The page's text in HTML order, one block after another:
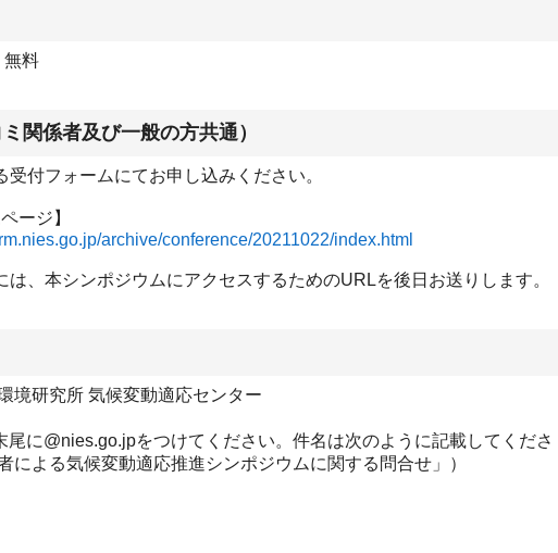
無料
関係者及び一般の方共通）
付フォームにてお申し込みください。
ージ】
archive/conference/20211022/index.html
は、本シンポジウムにアクセスするためのURLを後日お送りします。
境研究所 気候変動適応センター
尾に@nies.go.jpをつけてください。件名は次のように記載してくださ
による気候変動適応推進シンポジウムに関する問合せ」）